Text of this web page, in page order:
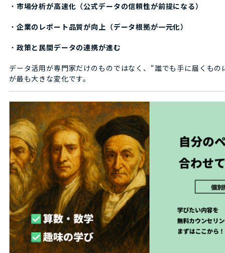
・ 市場分析が高速化（公式データの信頼性が前提になる）
・ 企業のレポート品質が向上（データ根拠が一元化）
・ 政策と民間データの連携が進む
データ活用が専門家だけのものではなく、“誰でも手に届くもの
が最も大きな変化です。